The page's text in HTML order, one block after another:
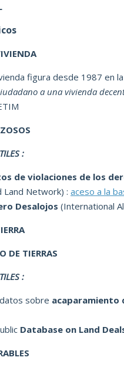
figura desde 1987 en
a una vivienda
:
de violaciones de los
Land Network) : aceso a la
Desalojos (International
DE TIERRAS
:
sobre acaparamiento
Database on Land